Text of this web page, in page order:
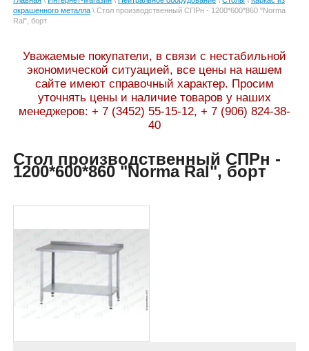
окрашенного металла \ Стол производственный СПРн - 1200*600*860 "Norma
Ral", борт
Уважаемые покупатели, в связи с нестабильной
экономической ситуацией, все цены на нашем
сайте имеют справочный характер. Просим
уточнять цены и наличие товаров у наших
менеджеров: + 7 (3452) 55-15-12, + 7 (906) 824-38-
40
Стол производственный СПРн -
1200*600*860 "Norma Ral", борт